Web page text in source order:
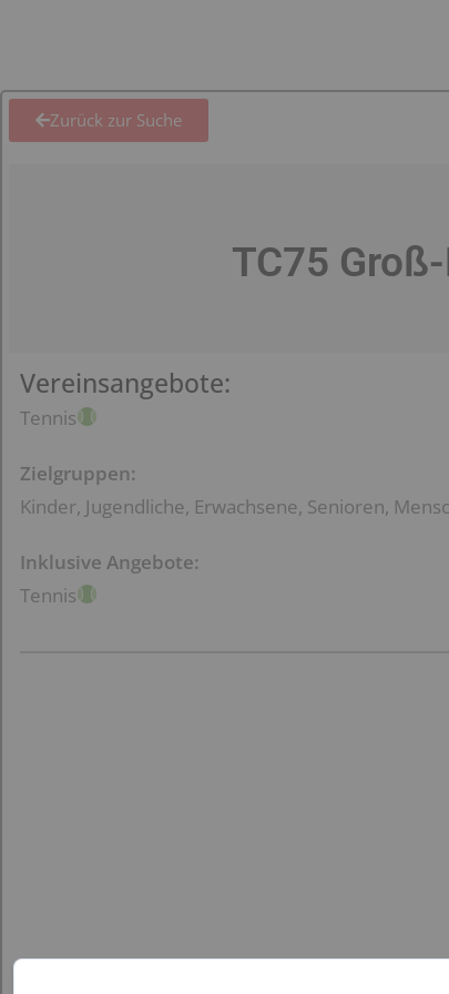
Zurück zur Suche
TC75
Vereinsangebote:
Tennis
Zielgruppen:
Kinder, Jugendliche, Erwachsene, Senioren,
Inklusive Angebote:
Tennis